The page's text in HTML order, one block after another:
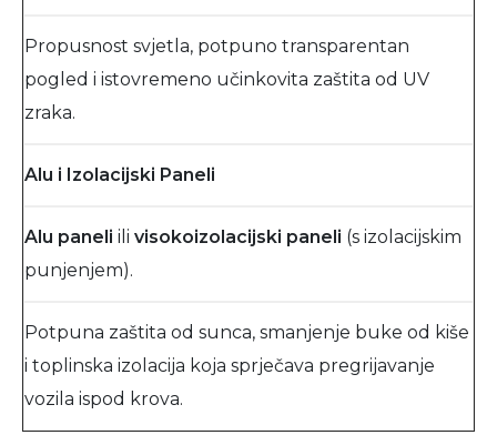
Propusnost svjetla, potpuno transparentan
pogled i istovremeno učinkovita zaštita od UV
zraka.
Alu i Izolacijski Paneli
Alu paneli ili visokoizolacijski paneli (s izolacijskim
punjenjem).
Potpuna zaštita od sunca, smanjenje buke od kiše
i toplinska izolacija koja sprječava pregrijavanje
vozila ispod krova.